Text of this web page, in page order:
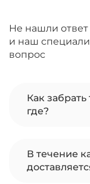
Не нашли ответ
и наш
вопрос
Как
где?
В течение